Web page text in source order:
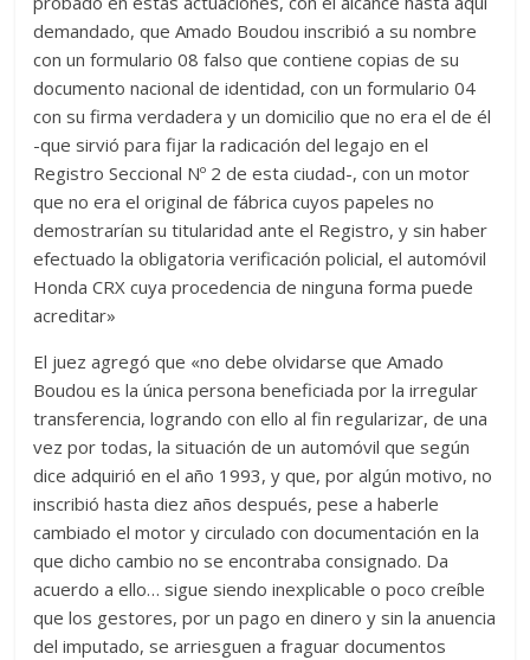
demandado, que Amado Boudou inscribió a su nombre
con un formulario 08 falso que contiene copias de su
documento nacional de identidad, con un formulario 04
con su firma verdadera y un domicilio que no era el de él
-que sirvió para fijar la radicación del legajo en el
Registro Seccional Nº 2 de esta ciudad-, con un motor
que no era el original de fábrica cuyos papeles no
demostrarían su titularidad ante el Registro, y sin haber
efectuado la obligatoria verificación policial, el automóvil
Honda CRX cuya procedencia de ninguna forma puede
acreditar»
El juez agregó que «no debe olvidarse que Amado
Boudou es la única persona beneficiada por la irregular
transferencia, logrando con ello al fin regularizar, de una
vez por todas, la situación de un automóvil que según
dice adquirió en el año 1993, y que, por algún motivo, no
inscribió hasta diez años después, pese a haberle
cambiado el motor y circulado con documentación en la
que dicho cambio no se encontraba consignado. Da
acuerdo a ello… sigue siendo inexplicable o poco creíble
que los gestores, por un pago en dinero y sin la anuencia
del imputado, se arriesguen a fraguar documentos